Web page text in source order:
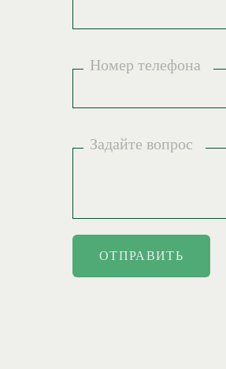
Номер телефона
Задайте вопрос
ОТПРАВИТЬ